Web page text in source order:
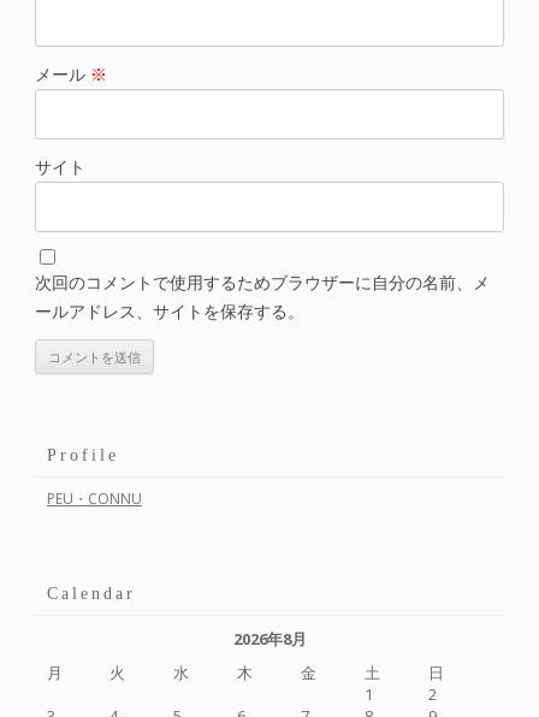
メール ※
サイト
次回のコメントで使用するためブラウザーに自分の名前、メ
ールアドレス、サイトを保存する。
Profile
PEU・CONNU
Calendar
2026年8月
月
火 水 木 金 土
日
1
2